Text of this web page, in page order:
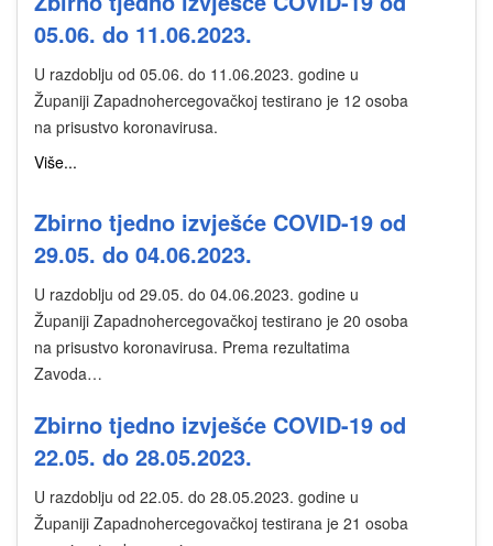
05.06. do 11.06.2023.
U razdoblju od 05.06. do 11.06.2023. godine u
Županiji Zapadnohercegovačkoj testirano je 12 osoba
na prisustvo koronavirusa.
Više...
Zbirno tjedno izvješće COVID-19 od
29.05. do 04.06.2023.
U razdoblju od 29.05. do 04.06.2023. godine u
Županiji Zapadnohercegovačkoj testirano je 20 osoba
na prisustvo koronavirusa. Prema rezultatima
Zavoda…
Zbirno tjedno izvješće COVID-19 od
22.05. do 28.05.2023.
U razdoblju od 22.05. do 28.05.2023. godine u
Županiji Zapadnohercegovačkoj testirana je 21 osoba